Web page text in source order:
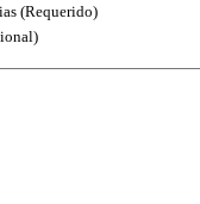
(Requerido)